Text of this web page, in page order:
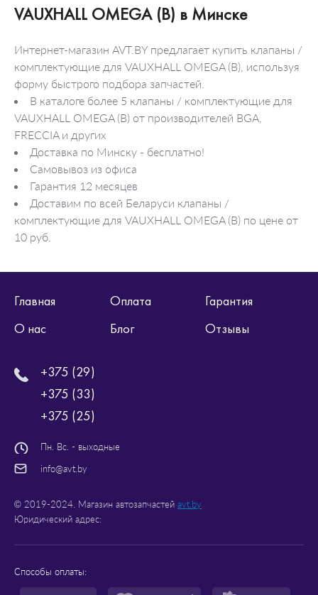
VAUXHALL OMEGA (B) в Минске
Интернет-магазин AVT.BY предлагает купить клапаны /
комплектующие для VAUXHALL OMEGA (B), используя
форму быстрого подбора запчастей.
В каталоге более 5 клапаны / комплектующие для
VAUXHALL OMEGA (B) от производителей BGA,
FRECCIA и других
Доставка по Минску - бесплатно!
Самовывоз из офиса
Гарантия 12 месяцев
Доставим по всей Беларуси клапаны /
комплектующие для VAUXHALL OMEGA (B) по цене от
10 руб.
Главная Оплата
Гарантия
О нас
Блог Отзывы
+375 (29)
+375 (33)
+375 (25)
Пн. Вс. - выходные
info@avt.by
© 2019-2024. Магазин автозапчастей avt.by
Юридический адрес:
Способы оплаты: